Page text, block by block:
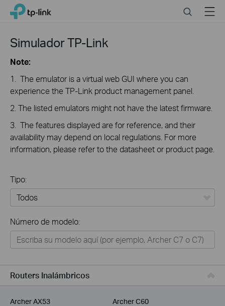
Click
navigation
TP-Link, Reliably Smart SearchMenu
Simulador TP-Link
Note:
1. The emulator is a virtual web GUI where you can
experience the TP-Link product management panel.
2. The listed emulators might not have the latest firmware.
3. The features displayed are for reference, and their
availability may depend on local regulations. For more
information, please refer to the datasheet or product page.
Tipo:
Hogar
Tapo
Negocios
ISPs
Número de modelo:
Routers Inalámbricos
Archer AX53
Archer C60